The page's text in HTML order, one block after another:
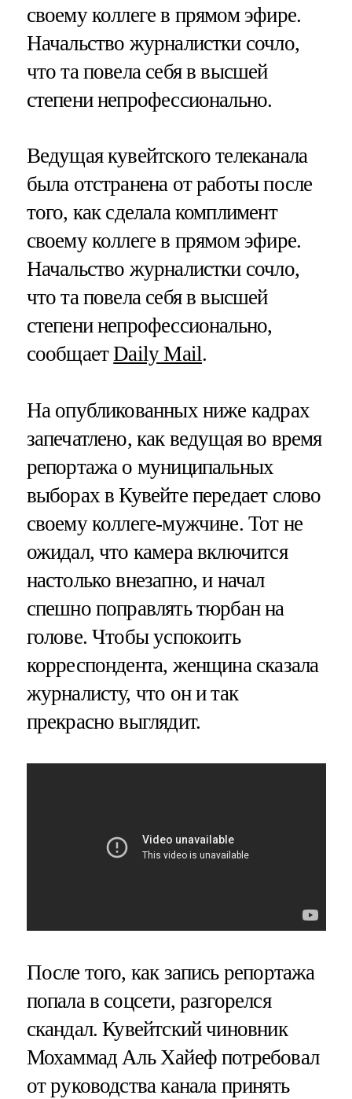
своему коллеге в прямом эфире.
Начальство журналистки сочло,
что та повела себя в высшей
степени непрофессионально.
Ведущая кувейтского телеканала
была отстранена от работы после
того, как сделала комплимент
своему коллеге в прямом эфире.
Начальство журналистки сочло,
что та повела себя в высшей
степени непрофессионально,
сообщаетDaily Mail.
На опубликованных ниже кадрах
запечатлено, как ведущая во время
репортажа о муниципальных
выборах в Кувейте передает слово
своему коллеге-мужчине. Тот не
ожидал, что камера включится
настолько внезапно, и начал
спешно поправлять тюрбан на
голове. Чтобы успокоить
корреспондента, женщина сказала
журналисту, что он и так
прекрасно выглядит.
После того, как запись репортажа
попала в соцсети, разгорелся
скандал. Кувейтский чиновник
Мохаммад Аль Хайеф потребовал
от руководства канала принять